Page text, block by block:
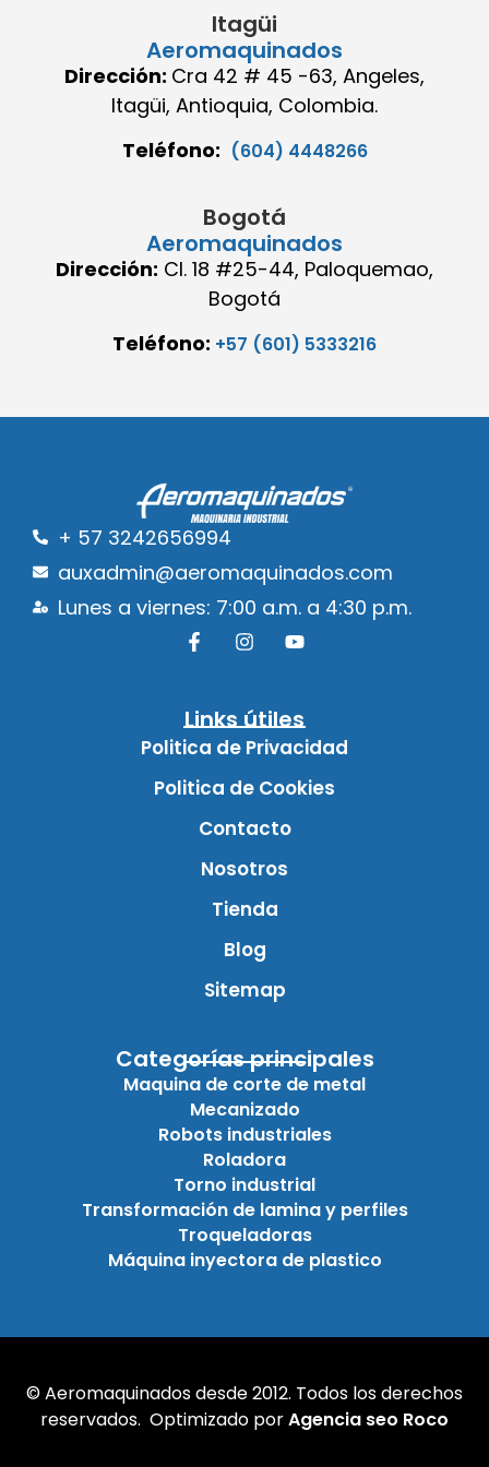
Itagüi
Aeromaquinados
Dirección: Cra 42 # 45 -63, Angeles,
Itagüi, Antioquia, Colombia.
Teléfono: (604) 4448266
Bogotá
Aeromaquinados
Dirección: Cl. 18 #25-44, Paloquemao,
Bogotá
Teléfono: +57 (601) 5333216
+ 57 3242656994
auxadmin@aeromaquinados.com
Lunes a viernes: 7:00 a.m. a 4:30 p.m.
Links útiles
Politica de Privacidad
Politica de Cookies
Contacto
Nosotros
Tienda
Blog
Sitemap
Categorías principales
Maquina de corte de metal
Mecanizado
Robots industriales
Roladora
Torno industrial
Transformación de lamina y perfiles
Troqueladoras
Máquina inyectora de plastico
© Aeromaquinados desde 2012. Todos los derechos
reservados. Optimizado porAgencia seo Roco